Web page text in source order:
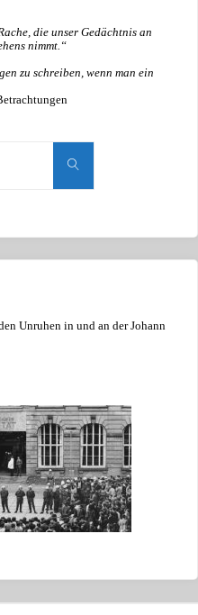
die unser Gedächtnis an
nimmt.“
zu schreiben, wenn man ein
Suchen
Unruhen in und an der Johann